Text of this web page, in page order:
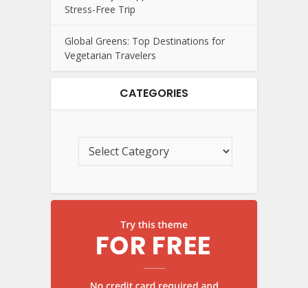
Stress-Free Trip
Global Greens: Top Destinations for
Vegetarian Travelers
CATEGORIES